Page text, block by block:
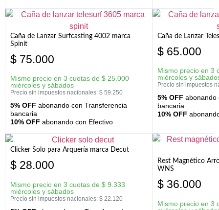
Caña de Lanzar Surfcasting 4002 marca
Spinit
$ 75.000
Mismo precio en 3 cuotas de $ 25.000
miércoles y sábados
Precio sin impuestos nacionales: $ 59.250
5% OFF abonando con Transferencia
bancaria
10% OFF abonando con Efectivo
Caña de Lanzar
$ 65.000
Mismo precio en 3
miércoles y
Precio sin impuestos
5% OFF abonando
bancaria
10% OFF
Clicker Solo para Arquería marca Decut
$ 28.000
Mismo precio en 3 cuotas de $ 9.333
miércoles y sábados
Precio sin impuestos nacionales: $ 22.120
Rest Magnético
WNS
$ 36.000
Mismo precio en 3